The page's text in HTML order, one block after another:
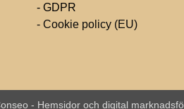
- GDPR
- Cookie policy (EU)
- Hemsidor och digital